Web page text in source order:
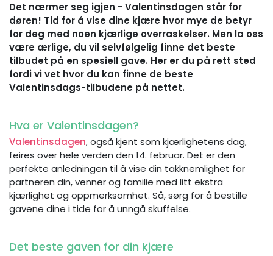
Det nærmer seg igjen - Valentinsdagen står for
døren! Tid for å vise dine kjære hvor mye de betyr
for deg med noen kjærlige overraskelser. Men la oss
være ærlige, du vil selvfølgelig finne det beste
tilbudet på en spesiell gave. Her er du på rett sted
fordi vi vet hvor du kan finne de beste
Valentinsdags-tilbudene på nettet.
Hva er Valentinsdagen?
Valentinsdagen, også kjent som kjærlighetens dag,
feires over hele verden den 14. februar. Det er den
perfekte anledningen til å vise din takknemlighet for
partneren din, venner og familie med litt ekstra
kjærlighet og oppmerksomhet. Så, sørg for å bestille
gavene dine i tide for å unngå skuffelse.
Det beste gaven for din kjære